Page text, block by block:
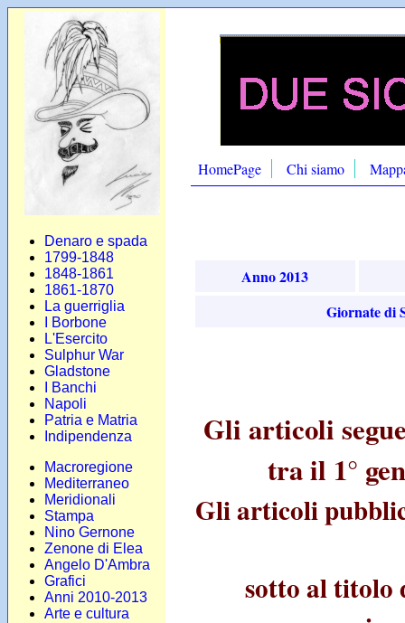
Denaro e spada
1799-1848
1848-1861
1861-1870
La guerriglia
I Borbone
L'Esercito
Sulphur War
Gladstone
I Banchi
Napoli
Patria e Matria
Indipendenza
Macroregione
Mediterraneo
Meridionali
Stampa
Nino Gernone
Zenone di Elea
Angelo D'Ambra
Grafici
Anni 2010-2013
Arte e cultura
HomePage Chi siamo
Anno 2013
Giornate di
Gli articoli
tra il 1°
Gli articoli
sotto al titolo